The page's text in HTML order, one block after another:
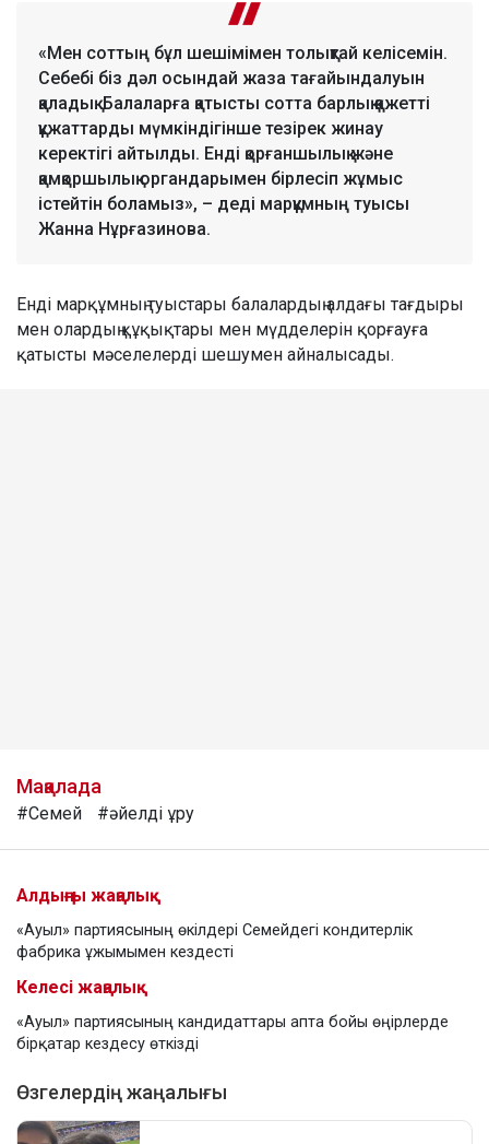
«Мен соттың бұл шешімімен толықтай келісемін.
Себебі біз дәл осындай жаза тағайындалуын
қаладық. Балаларға қатысты сотта барлық қажетті
құжаттарды мүмкіндігінше тезірек жинау
керектігі айтылды. Енді қорғаншылық және
қамқоршылық органдарымен бірлесіп жұмыс
істейтін боламыз», – деді марқұмның туысы
Жанна Нұрғазинова.
Енді марқұмның туыстары балалардың алдағы тағдыры
мен олардың құқықтары мен мүдделерін қорғауға
қатысты мәселелерді шешумен айналысады.
Мақалада
#Семей #әйелді ұру
Алдыңғы жаңалық
«Ауыл» партиясының өкілдері Семейдегі кондитерлік
фабрика ұжымымен кездесті
Келесі жаңалық
«Ауыл» партиясының кандидаттары апта бойы өңірлерде
бірқатар кездесу өткізді